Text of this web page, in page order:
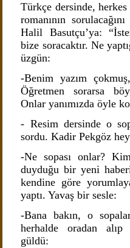
Türkçe dersinde,
romanının
Halil Basutçu’ya:
bize soracaktır. Ne
üzgün:
-Benim yazım
Öğretmen sorarsa
Onlar yanımızda öyle
- Resim dersinde o
sordu. Kadir Pekgöz
-Ne sopası onlar?
duyduğu bir yeni
kendine göre
yaptı. Yavaş bir sesle:
-Bana bakın, o
herhalde oradan
güldü: